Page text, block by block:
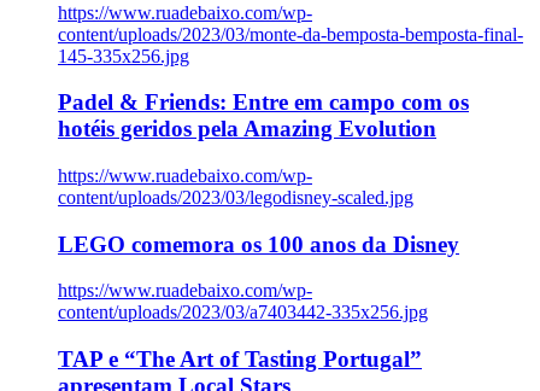
https://www.ruadebaixo.com/wp-
content/uploads/2023/03/monte-da-bemposta-bemposta-final-
145-335x256.jpg
Padel & Friends: Entre em campo com os
hotéis geridos pela Amazing Evolution
https://www.ruadebaixo.com/wp-
content/uploads/2023/03/legodisney-scaled.jpg
LEGO comemora os 100 anos da Disney
https://www.ruadebaixo.com/wp-
content/uploads/2023/03/a7403442-335x256.jpg
TAP e “The Art of Tasting Portugal”
apresentam Local Stars